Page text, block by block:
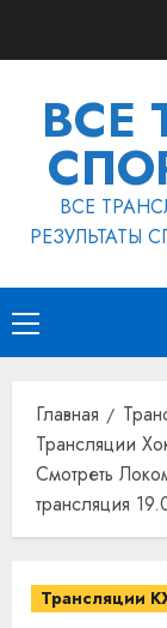
ВСЕ
ВСЕ
РЕЗУЛЬТАТЫ
Основное
меню
Главная
Трансляции
Смотреть
трансляция
Трансляции